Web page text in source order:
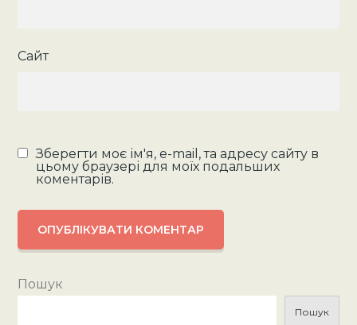
Сайт
Зберегти моє ім'я, e-mail, та адресу сайту в
цьому браузері для моїх подальших
коментарів.
Пошук
Пошук